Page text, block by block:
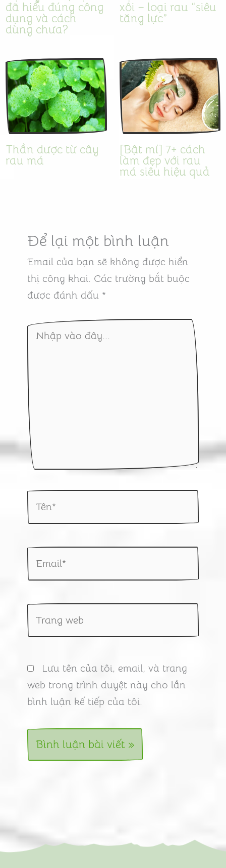
đã hiểu đúng công
dụng và cách
dùng chưa?
xôi – loại rau “siêu
tăng lực”
Thần dược từ cây
rau má
[Bật mí] 7+ cách
làm đẹp với rau
má siêu hiệu quả
Để lại một bình luận
Email của bạn sẽ không được hiển
thị công khai. Các trường bắt buộc
được đánh dấu *
Nhập
vào
đây...
Email*
Trang
web
Lưu tên của tôi, email, và trang
web trong trình duyệt này cho lần
bình luận kế tiếp của tôi.